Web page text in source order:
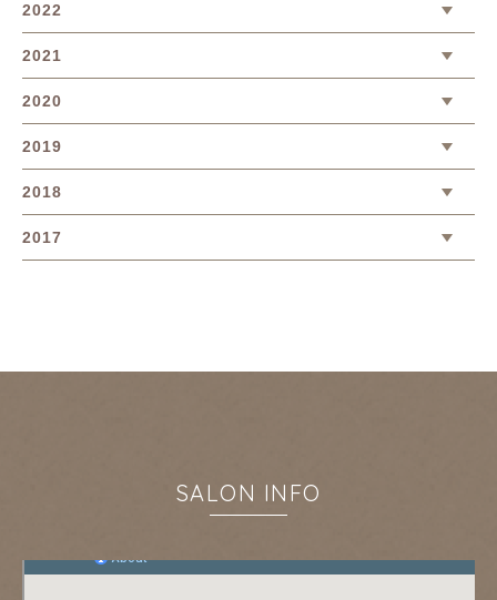
2022
2021
2020
2019
2018
2017
SALON INFO